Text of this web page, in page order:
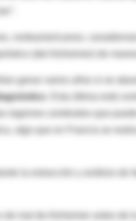
norteamericanos,
(del Alzheimer) de
ganar varios años si se
regiones cerebrales que
algo que en Francia se
la extracción y análisis de
mal de Alzheimer antes de